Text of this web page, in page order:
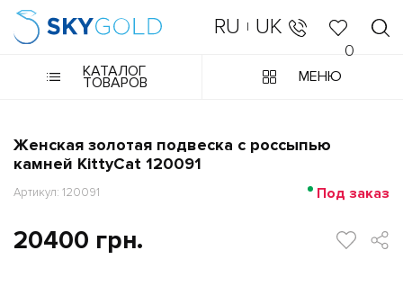
RU | UK
0
КАТАЛОГ
ТОВАРОВ МЕНЮ
Женская золотая подвеска с россыпью
камней KittyCat 120091
Артикул: 120091 Под заказ
20400 грн.